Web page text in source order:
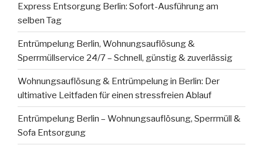
Express Entsorgung Berlin: Sofort-Ausführung am
selben Tag
Entrümpelung Berlin, Wohnungsauflösung &
Sperrmüllservice 24/7 – Schnell, günstig & zuverlässig
Wohnungsauflösung & Entrümpelung in Berlin: Der
ultimative Leitfaden für einen stressfreien Ablauf
Entrümpelung Berlin – Wohnungsauflösung, Sperrmüll &
Sofa Entsorgung